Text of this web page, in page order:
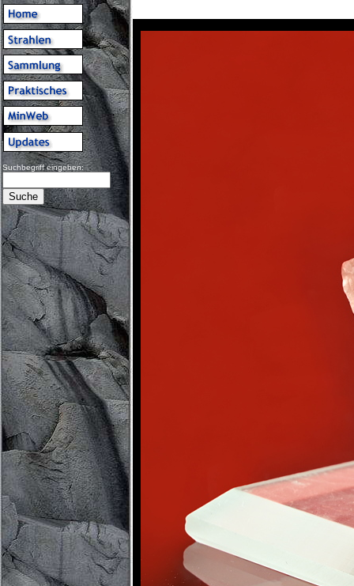
Suchbegriff eingeben: